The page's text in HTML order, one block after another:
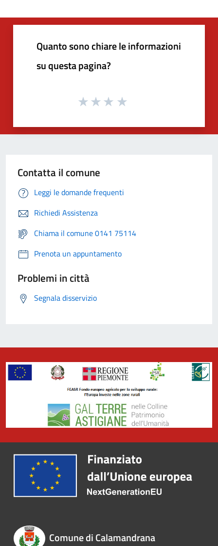
Quanto sono chiare le informazioni
su questa pagina?
Contatta il comune
Leggi le domande frequenti
Richiedi Assistenza
Chiama il comune 0141 75114
Prenota un appuntamento
Problemi in città
Segnala disservizio
Comune di Calamandrana